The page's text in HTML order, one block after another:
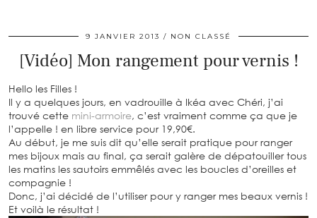
9 JANVIER 2013 NON CLASSÉ
[Vidéo] Mon rangement pour vernis !
Hello les Filles !
Il y a quelques jours, en vadrouille à Ikéa avec Chéri, j’ai
trouvé cette mini-armoire, c’est vraiment comme ça que je
l’appelle ! en libre service pour 19,90€.
Au début, je me suis dit qu’elle serait pratique pour ranger
mes bijoux mais au final, ça serait galère de dépatouiller tous
les matins les sautoirs emmêlés avec les boucles d’oreilles et
compagnie !
Donc, j’ai décidé de l’utiliser pour y ranger mes beaux vernis !
Et voilà le résultat !